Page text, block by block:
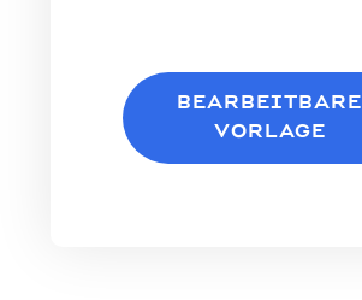
BEARBEITBARE
VORLAGE